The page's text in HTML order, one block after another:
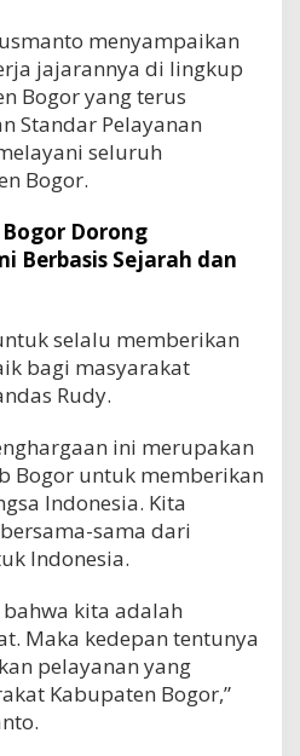
menyampaikan
jajarannya di lingkup
Bogor yang terus
Standar Pelayanan
seluruh
Bogor.
Dorong
Berbasis Sejarah dan
selalu memberikan
bagi masyarakat
Rudy.
ini merupakan
Bogor untuk memberikan
Indonesia. Kita
sama dari
Indonesia.
kita adalah
Maka kedepan tentunya
pelayanan yang
Kabupaten Bogor,”